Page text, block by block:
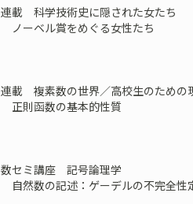
連載 科学技術史に隠された女たち
ノーベル賞をめぐる女性たち
連載 複素数の世界／高校生のための
正則函数の基本的性質
数セミ講座 記号論理学
自然数の記述：ゲーデルの不完全性